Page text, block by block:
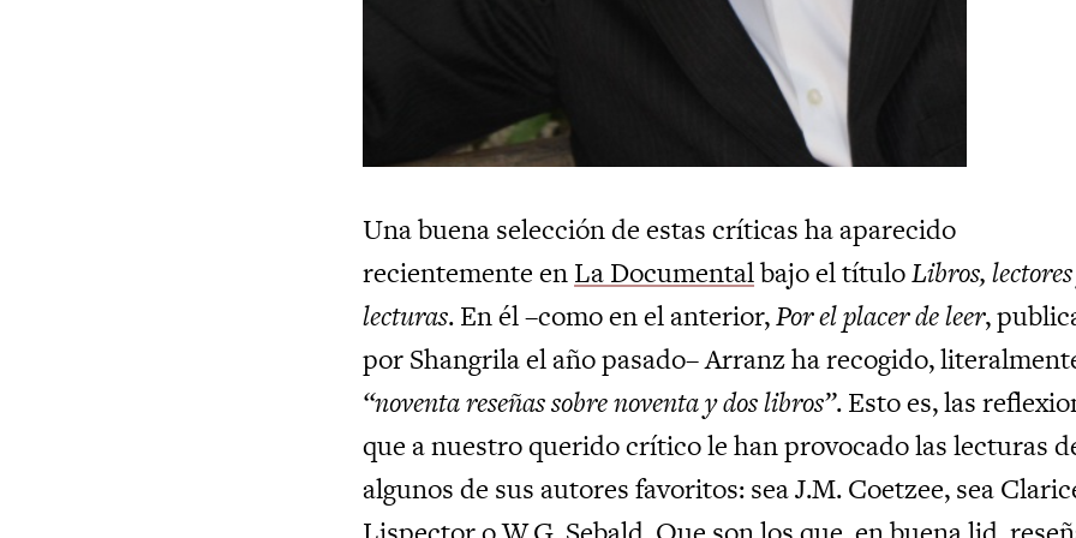
Una buena selección de estas críticas ha aparecido
recientemente enLa Documentalbajo el títuloLibros,
lecturas. En él –como en el anterior,Por el placer de leer,
por Shangrila el año pasado– Arranz ha recogido,
“noventa reseñas sobre noventa y dos libros”. Esto es, las
que a nuestro querido crítico le han provocado las lecturas
algunos de sus autores favoritos: sea J.M. Coetzee, sea